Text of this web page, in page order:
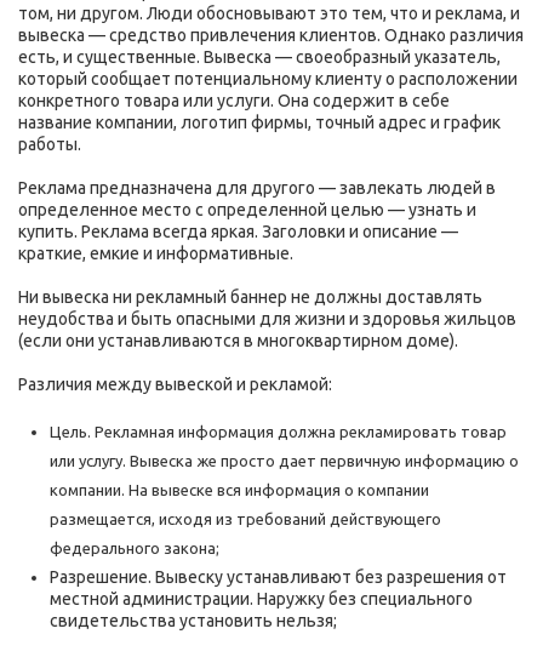
том, ни другом. Люди обосновывают это тем, что и реклама, и
вывеска — средство привлечения клиентов. Однако различия
есть, и существенные. Вывеска — своеобразный указатель,
который сообщает потенциальному клиенту о расположении
конкретного товара или услуги. Она содержит в себе
название компании, логотип фирмы, точный адрес и график
работы.
Реклама предназначена для другого — завлекать людей в
определенное место с определенной целью — узнать и
купить. Реклама всегда яркая. Заголовки и описание —
краткие, емкие и информативные.
Ни вывеска ни рекламный баннер не должны доставлять
неудобства и быть опасными для жизни и здоровья жильцов
(если они устанавливаются в многоквартирном доме).
Различия между вывеской и рекламой:
Цель. Рекламная информация должна рекламировать товар
или услугу. Вывеска же просто дает первичную информацию о
компании. На вывеске вся информация о компании
размещается, исходя из требований действующего
федерального закона;
Разрешение. Вывеску устанавливают без разрешения от
местной администрации. Наружку без специального
свидетельства установить нельзя;